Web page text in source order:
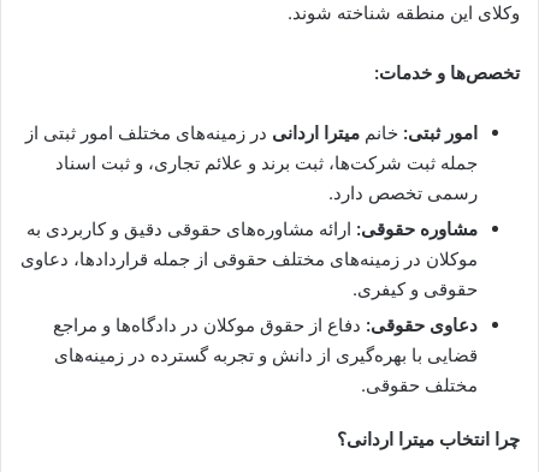
وکلای این منطقه شناخته شوند.
تخصص‌ها و خدمات:
امور ثبتی: خانم میترا اردانی در زمینه‌های مختلف امور ثبتی از
جمله ثبت شرکت‌ها، ثبت برند و علائم تجاری، و ثبت اسناد
رسمی تخصص دارد.
مشاوره حقوقی: ارائه مشاوره‌های حقوقی دقیق و کاربردی به
موکلان در زمینه‌های مختلف حقوقی از جمله قراردادها، دعاوی
حقوقی و کیفری.
دعاوی حقوقی: دفاع از حقوق موکلان در دادگاه‌ها و مراجع
قضایی با بهره‌گیری از دانش و تجربه گسترده در زمینه‌های
مختلف حقوقی.
چرا انتخاب میترا اردانی؟